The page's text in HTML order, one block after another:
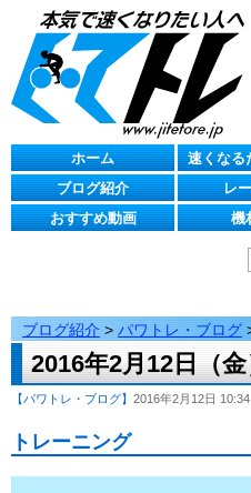
ホーム
速くなる
ブログ紹介
レ
おすすめ動画
機
ブログ紹介 > パワトレ・ブログ
2016年2月12日（
【パワトレ・ブログ】 2016年2月12日 10:34
トレーニング